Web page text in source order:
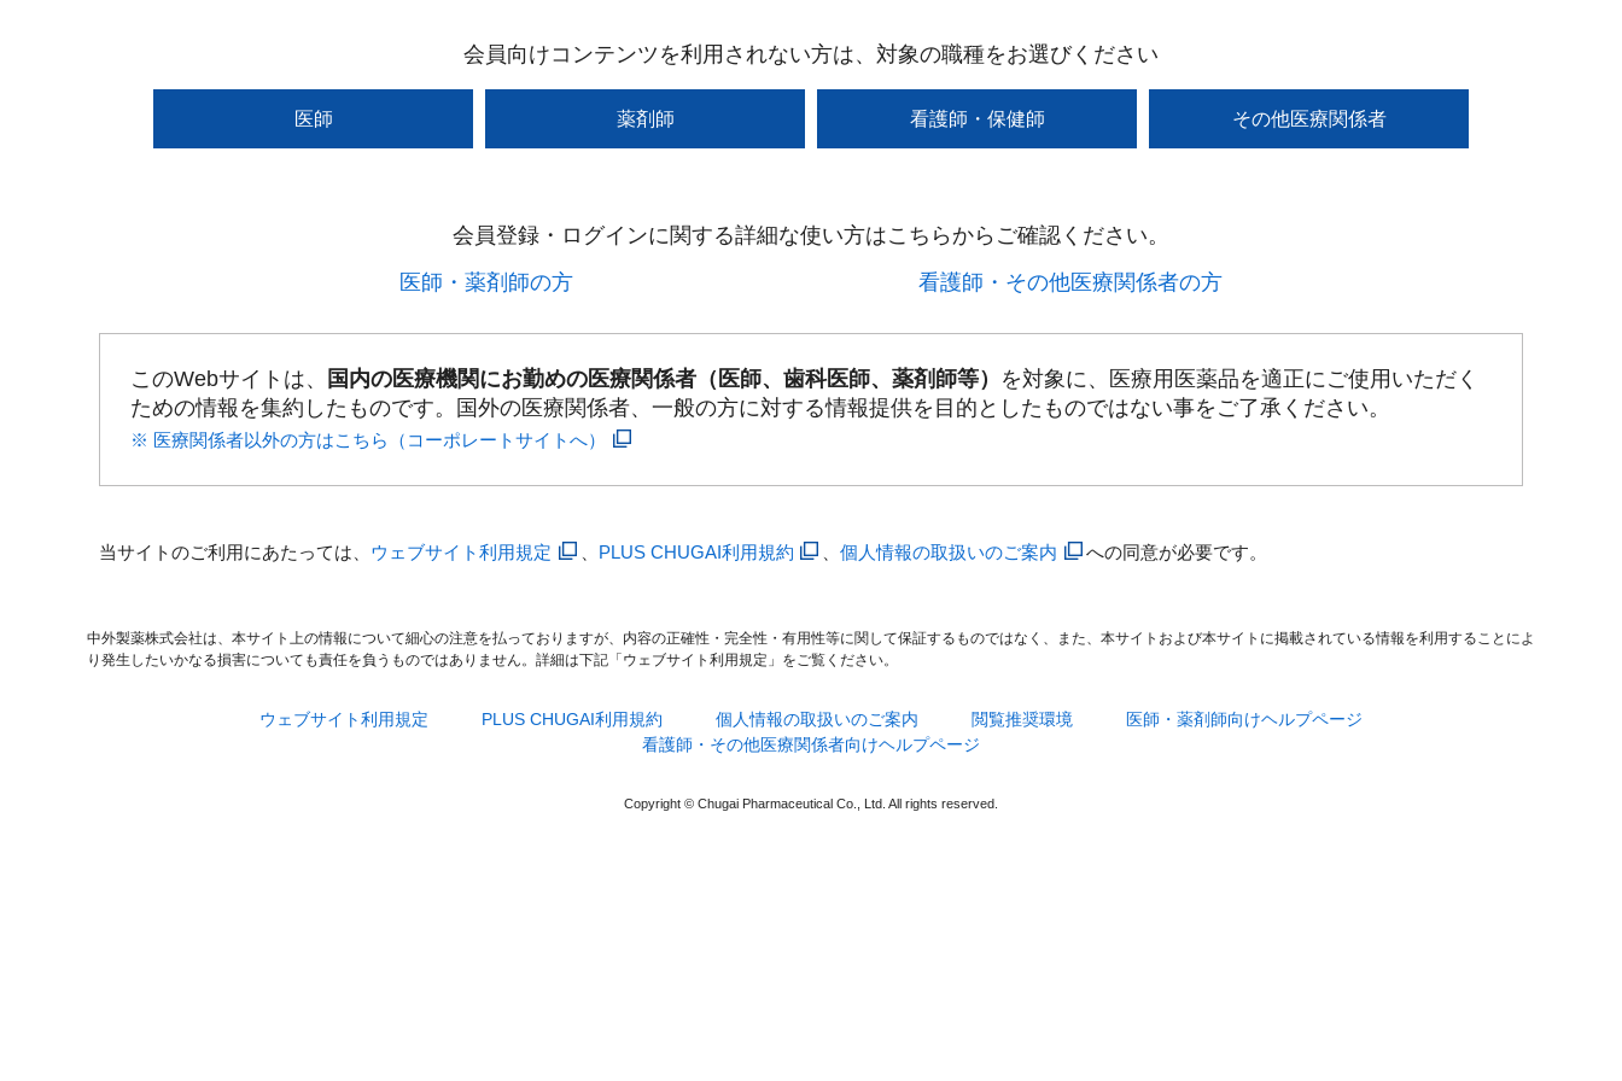
会員向けコンテンツを利用されない方は、対象の職種をお選びください
医師 薬剤師 看護師・保健師 その他医療関係者
会員登録・ログインに関する詳細な使い方はこちらからご確認ください。​
医師・薬剤師の方​
看護師・その他医療関係者の方​
このWebサイトは、 国内の医療機関にお勤めの医療関係者（医師、歯科医師、薬剤師等） を対象に、医療用医薬品を適正にご使用いただく
ための情報を集約したものです。国外の医療関係者、一般の方に対する情報提供を目的としたものではない事をご了承ください。
※ 医療関係者以外の方はこちら（コーポレートサイトへ）
当サイトのご利用にあたっては、 ウェブサイト利用規定 PLUS CHUGAI利用規約 、個人情報の取扱いのご案内 への同意が必要です。
中外製薬株式会社は、本サイト上の情報について細心の注意を払っておりますが、内容の正確性・完全性・有用性等に関して保証するものではなく、また、本サイトおよび本サイトに掲載されている情報を利用することによ
り発生したいかなる損害についても責任を負うものではありません。詳細は下記「ウェブサイト利用規定」をご覧ください。
ウェブサイト利用規定 PLUS CHUGAI利用規約 個人情報の取扱いのご案内 閲覧推奨環境
医師・薬剤師向けヘルプページ
看護師・その他医療関係者向けヘルプページ
Copyright © Chugai Pharmaceutical Co., Ltd. All rights reserved.